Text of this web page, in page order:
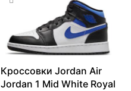
Кроссовки Jordan Air
Jordan 1 Mid White Royal